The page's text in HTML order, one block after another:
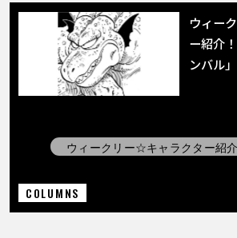
MOVIE
COLUMNS
LANGUAGE
JP
EN FR DE
ウィー
ー紹介
ンバル」
ウィークリー☆キャラクター紹介
COLUMNS